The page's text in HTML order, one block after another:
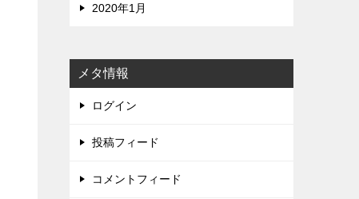
2020年1月
メタ情報
ログイン
投稿フィード
コメントフィード